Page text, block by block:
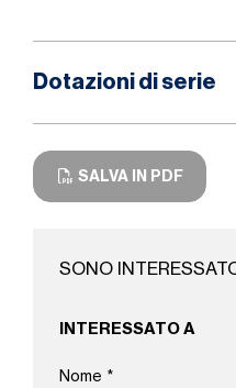
Dotazioni di serie
SALVA IN PDF
SONO
INTERESSATO A
Nome *